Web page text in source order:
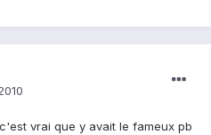
vrai que y avait le fameux pb